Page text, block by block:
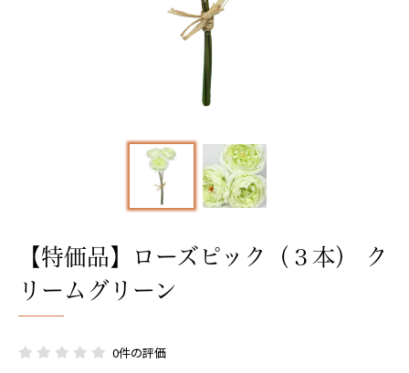
【特価品】ローズピック（３本） ク
リームグリーン
0件の評価